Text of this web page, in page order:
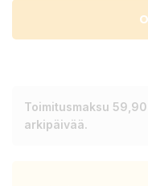
Toimitusmaksu
arkipäivää.